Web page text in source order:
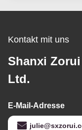
Kontakt mit uns
Shanxi
Ltd.
E-Mail-Adresse